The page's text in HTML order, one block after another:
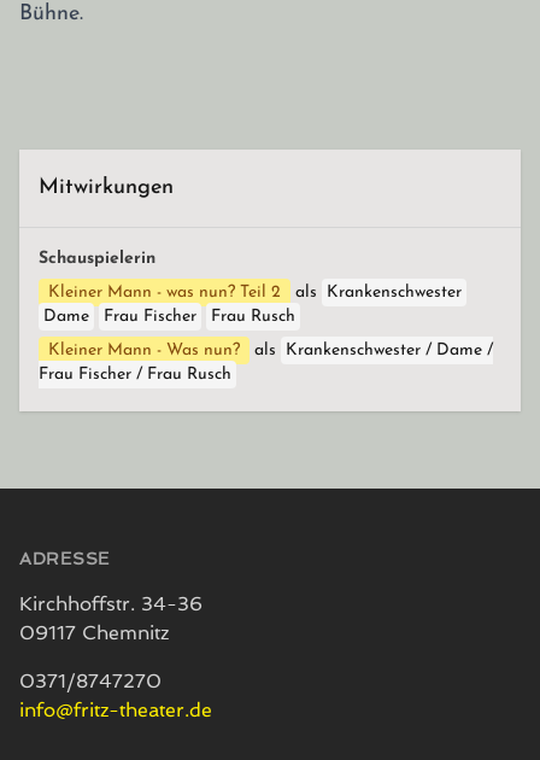
Bühne.
Mitwirkungen
Schauspielerin
Kleiner Mann - was nun? Teil 2
als
Krankenschwester
Dame
Frau Fischer
Frau Rusch
Kleiner Mann - Was nun?
als
Krankenschwester / Dame /
Frau Fischer / Frau Rusch
ADRESSE
Kirchhoffstr. 34-36
09117 Chemnitz
0371/8747270
info@fritz-theater.de